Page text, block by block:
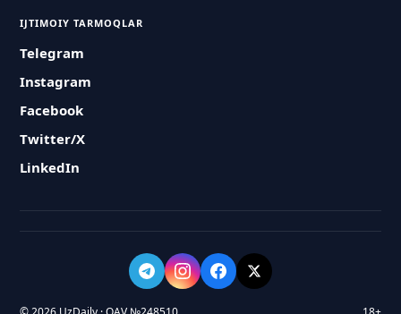
IJTIMOIY TARMOQLAR
Telegram
Instagram
Facebook
Twitter/X
LinkedIn